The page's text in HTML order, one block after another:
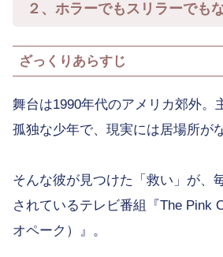
２、ホラーでもスリラーでも
ざっくりあらすじ
舞台は1990年代のアメリカ郊外。
孤独な少年で、現実には居場所が
そんな彼が見つけた「救い」が、
されているテレビ番組『The Pink
オペーク）』。